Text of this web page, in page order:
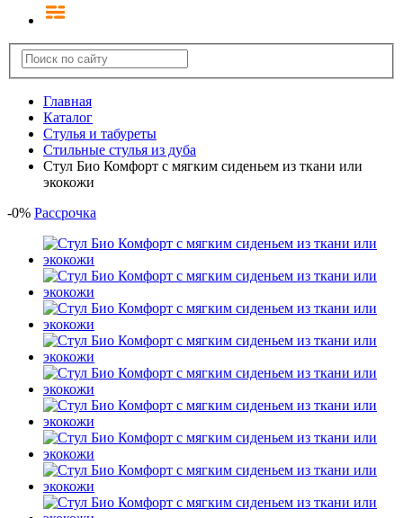
Главная
Каталог
Стулья и табуреты
Стильные стулья из дуба
Стул Био Комфорт с мягким сиденьем из ткани или
экокожи
-0% Рассрочка